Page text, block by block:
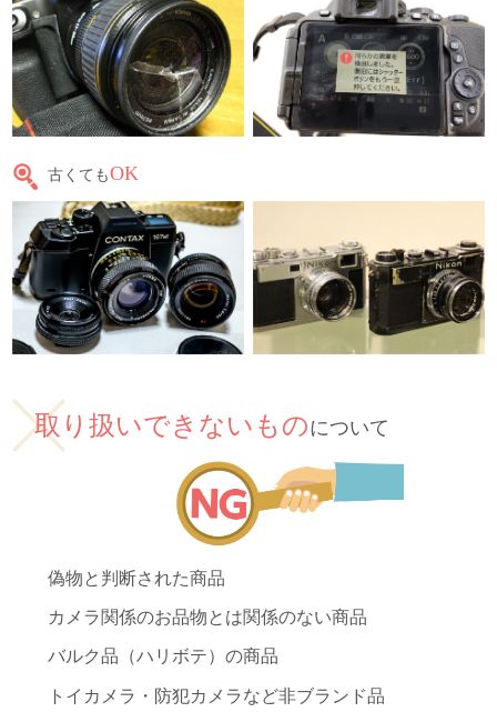
古くてもOK
取り扱いできないものについて
偽物と判断された商品
カメラ関係のお品物とは関係のない商品
バルク品（ハリボテ）の商品
トイカメラ・防犯カメラなど非ブランド品